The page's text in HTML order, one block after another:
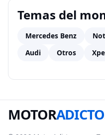
Temas del
Mercedes Benz
Audi
Otros
MOTOR